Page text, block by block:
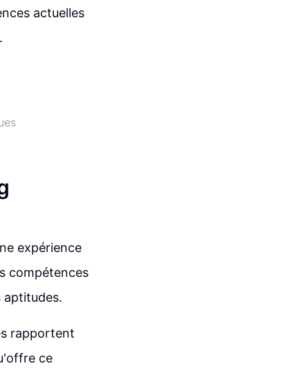
actuelles
expérience
compétences
aptitudes.
rapportent
ce